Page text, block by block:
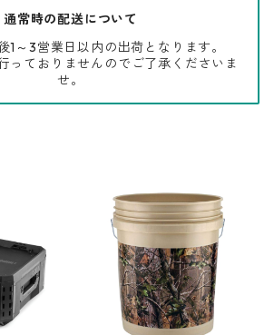
通常時の配送について
1～3営業日以内の出荷となります。
っておりませんのでご了承くださいま
せ。